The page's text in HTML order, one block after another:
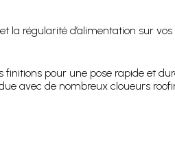
la régularité d’alimentation sur vos
finitions pour une pose rapide et
avec de nombreux cloueurs